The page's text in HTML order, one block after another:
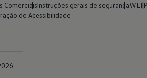
ComerciaisInstruções gerais de segurançaWLTP
de Acessibilidade